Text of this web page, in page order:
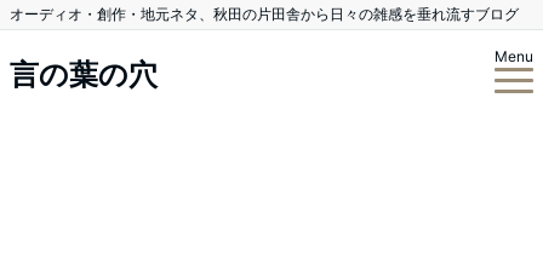
オーディオ・創作・地元ネタ、秋田の片田舎から日々の雑感を垂れ流すブログ
言の葉の穴
Menu